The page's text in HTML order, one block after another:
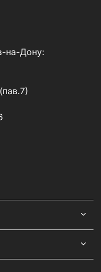
на-Дону: